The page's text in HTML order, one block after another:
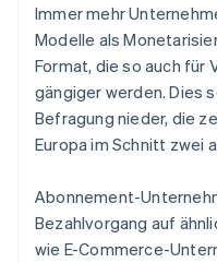
Immer mehr
Modelle als
Format, die so auch für
gängiger werden. Dies
Befragung nieder, die
Europa im Schnitt zwei
Abonnement-
Bezahlvorgang auf
wie E-Commerce-